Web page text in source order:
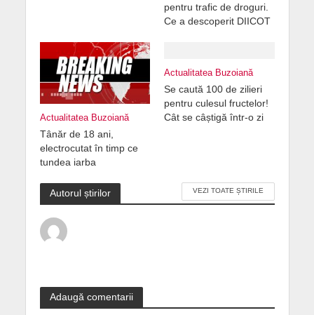
pentru trafic de droguri.
Ce a descoperit DIICOT
Actualitatea Buzoiană
Tânăr de 18 ani,
electrocutat în timp ce
tundea iarba
Actualitatea Buzoiană
Se caută 100 de zilieri
pentru culesul fructelor!
Cât se câștigă într-o zi
Autorul știrilor VEZI TOATE ȘTIRILE
Adaugă comentarii